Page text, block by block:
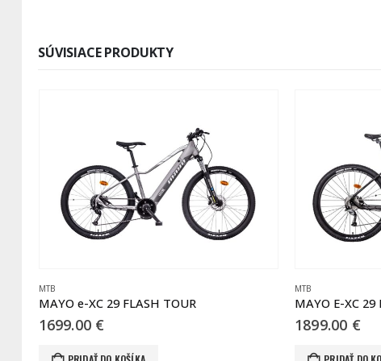
SÚVISIACE PRODUKTY
MTB
MAYO E-XC 29 FLASH LITE D 36V BB
1899.00 €
MTB
1899.00 €